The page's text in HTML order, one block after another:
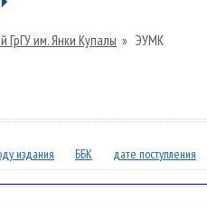
ГрГУ им. Янки Купалы » ЭУМК
издания ББК дате поступления